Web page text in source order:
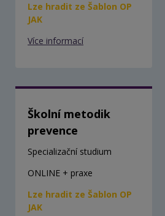
Lze hradit ze Šablon OP
JAK
Více informací
Školní metodik
prevence
Specializační studium
ONLINE + praxe
Lze hradit ze Šablon OP
JAK